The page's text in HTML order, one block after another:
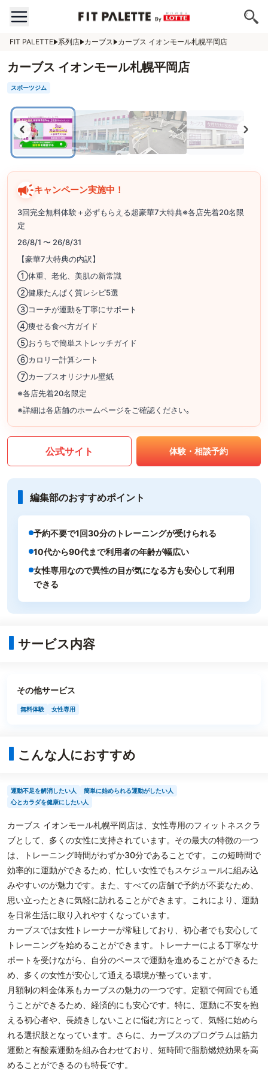
FIT PALETTE 系列店 カーブス カーブス イオンモール札幌平岡店
カーブス イオンモール札幌平岡店
スポーツジム
キャンペーン実施中！
3回完全無料体験＋必ずもらえる超豪華7大特典※各店先着20名限
定
26/8/1 〜 26/8/31
【豪華7大特典の内訳】
①体重、老化、美肌の新常識
②健康たんぱく質レシピ5選
③コーチが運動を丁寧にサポート
④痩せる食べ方ガイド
⑤おうちで簡単ストレッチガイド
⑥カロリー計算シート
⑦カーブスオリジナル壁紙
※各店先着20名限定
※詳細は各店舗のホームページをご確認ください｡
公式サイト 体験・相談予約
編集部のおすすめポイント
予約不要で1回30分のトレーニングが受けられる
10代から90代まで利用者の年齢が幅広い
女性専用なので異性の目が気になる方も安心して利用
できる
サービス内容
その他サービス
無料体験 女性専用
こんな人におすすめ
運動不足を解消したい人
簡単に始められる運動がしたい人
心とカラダを健康にしたい人
カーブス イオンモール札幌平岡店は、女性専用のフィットネスクラ
ブとして、多くの女性に支持されています。その最大の特徴の一つ
は、トレーニング時間がわずか30分であることです。この短時間で
効率的に運動ができるため、忙しい女性でもスケジュールに組み込
みやすいのが魅力です。また、すべての店舗で予約が不要なため、
思い立ったときに気軽に訪れることができます。これにより、運動
を日常生活に取り入れやすくなっています。
カーブスでは女性トレーナーが常駐しており、初心者でも安心して
トレーニングを始めることができます。トレーナーによる丁寧なサ
ポートを受けながら、自分のペースで運動を進めることができるた
め、多くの女性が安心して通える環境が整っています。
月額制の料金体系もカーブスの魅力の一つです。定額で何回でも通
うことができるため、経済的にも安心です。特に、運動に不安を抱
える初心者や、長続きしないことに悩む方にとって、気軽に始めら
れる選択肢となっています。さらに、カーブスのプログラムは筋力
運動と有酸素運動を組み合わせており、短時間で脂肪燃焼効果を高
めることができるのも特長です。